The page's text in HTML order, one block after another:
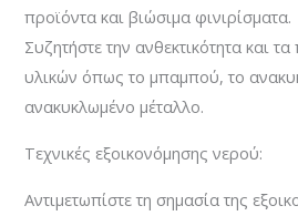
προϊόντα και βιώσιμα φινιρίσματα.
Συζητήστε την ανθεκτικότητα και
υλικών όπως το μπαμπού, το
ανακυκλωμένο μέταλλο.
Τεχνικές εξοικονόμησης νερού:
Αντιμετωπίστε τη σημασία της